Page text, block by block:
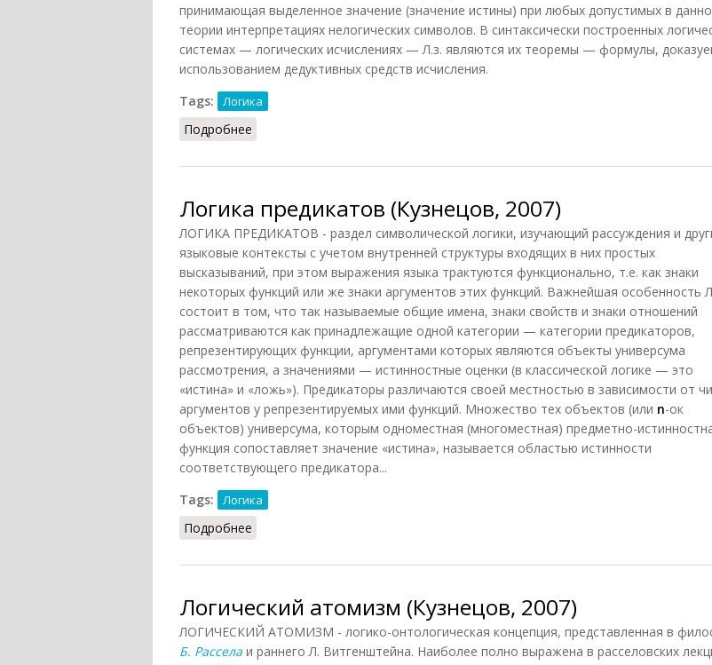
принимающая выделенное значение (значение истины) при любых допустимых в
теории интерпретациях нелогических символов. В синтаксически построенных
системах — логических исчислениях — Л.з. являются их теоремы — формулы,
использованием дедуктивных средств исчисления.
Tags:
Логика
Подробнее
Логика предикатов (Кузнецов, 2007)
ЛОГИКА ПРЕДИКАТОВ - раздел символической логики, изучающий рассуждения и
языковые контексты с учетом внутренней структуры входящих в них простых
высказываний, при этом выражения языка трактуются функционально, т.е. как знаки
некоторых функций или же знаки аргументов этих функций. Важнейшая особенность
состоит в том, что так называемые общие имена, знаки свойств и знаки отношений
рассматриваются как принадлежащие одной категории — категории предикаторов,
репрезентирующих функции, аргументами которых являются объекты универсума
рассмотрения, а значениями — истинностные оценки (в классической логике — это
«истина» и «ложь»). Предикаторы различаются своей местностью в зависимости от
аргументов у репрезентируемых ими функций. Множество тех объектов (или n-ок
объектов) универсума, которым одноместная (многоместная) предметно-
функция сопоставляет значение «истина», называется областью истинности
соответствующего предикатора...
Tags:
Логика
Подробнее
Логический атомизм (Кузнецов, 2007)
ЛОГИЧЕСКИЙ АТОМИЗМ - логико-онтологическая концепция, представленная в
Б. Рассела и раннего Л. Витгенштейна. Наиболее полно выражена в расселовских